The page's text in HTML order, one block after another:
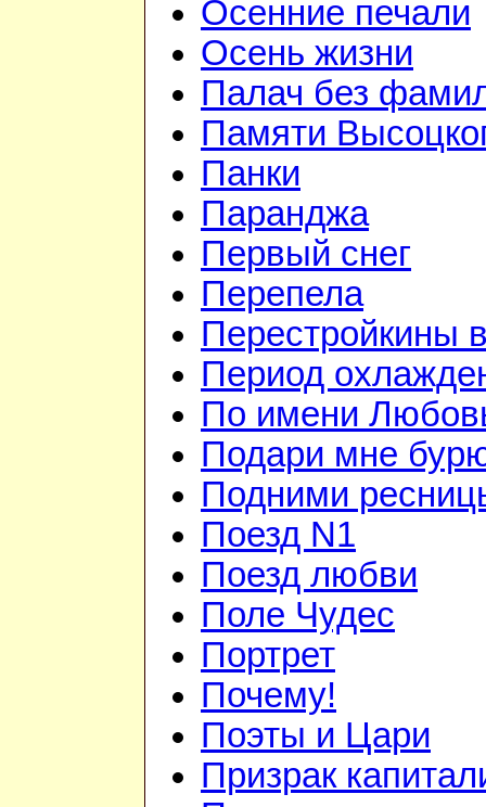
Осенние печали
Осень жизни
Палач без
Памяти
Панки
Паранджа
Первый снег
Перепела
Перестройкины
Период
По имени
Подари мне
Подними
Поезд N1
Поезд любви
Поле Чудес
Портрет
Почему!
Поэты и Цари
Призрак